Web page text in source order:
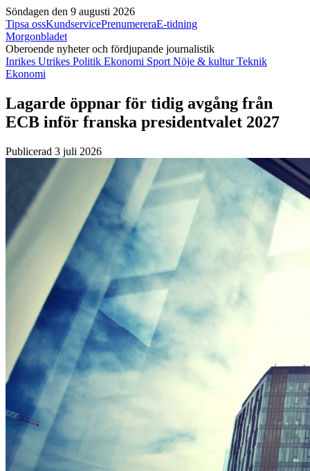
Söndagen den 9 augusti 2026
Tipsa ossKundservicePrenumereraE-tidning
Morgonbladet
Oberoende nyheter och fördjupande journalistik
Inrikes Utrikes Politik Ekonomi Sport Nöje & kulturTeknik
Ekonomi
Lagarde öppnar för tidig avgång från
ECB inför franska presidentvalet 2027
Publicerad 3 juli 2026